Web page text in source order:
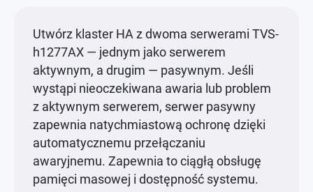
Utwórz klaster HA z dwoma serwerami TVS-
h1277AX — jednym jako serwerem
aktywnym, a drugim — pasywnym. Jeśli
wystąpi nieoczekiwana awaria lub problem
z aktywnym serwerem, serwer pasywny
zapewnia natychmiastową ochronę dzięki
automatycznemu przełączaniu
awaryjnemu. Zapewnia to ciągłą obsługę
pamięci masowej i dostępność systemu.